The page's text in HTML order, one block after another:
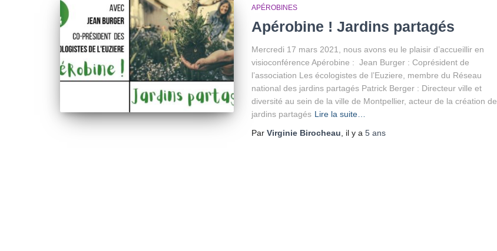
APÉROBINES
Apérobine ! Jardins partagés
Mercredi 17 mars 2021, nous avons eu le plaisir d’accueillir en
visioconférence Apérobine : Jean Burger : Coprésident de
l’association Les écologistes de l’Euziere, membre du Réseau
national des jardins partagés Patrick Berger : Directeur ville et
diversité au sein de la ville de Montpellier, acteur de la création de
jardins partagés Lire la suite…
Par Virginie Birocheau , il y a 5 ans